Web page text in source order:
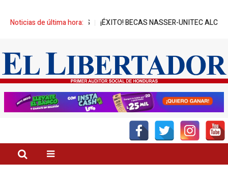
Noticias de última hora:
¡ÉXITO! BECAS NASSER-UNITEC ALCANZA MIL JÓVENES